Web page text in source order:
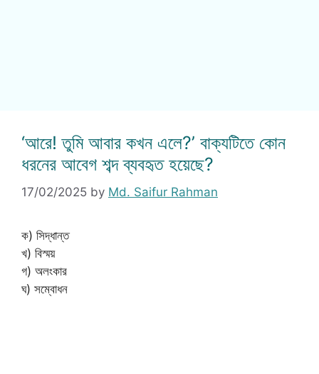
‘আরে! তুমি আবার কখন এলে?’ বাক্যটিতে কোন
ধরনের আবেগ শব্দ ব্যবহৃত হয়েছে?
17/02/2025 by Md. Saifur Rahman
ক) সিদ্ধান্ত
খ) বিস্ময়
গ) অলংকার
ঘ) সম্বোধন